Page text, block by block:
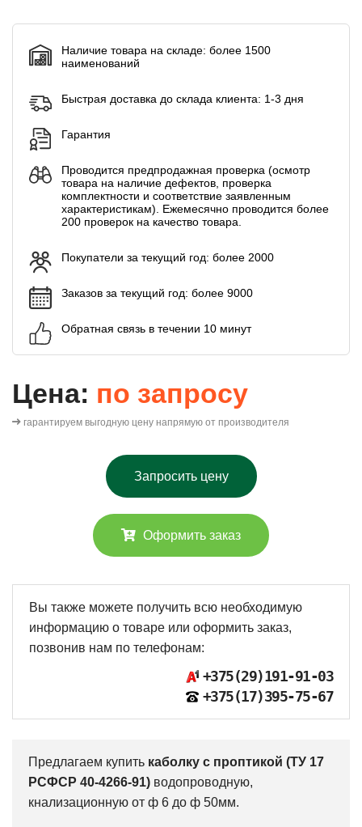
Наличие товара на складе: более 1500
наименований
Быстрая доставка до склада клиента: 1-3 дня
Гарантия
Проводится предпродажная проверка (осмотр
товара на наличие дефектов, проверка
комплектности и соответствие заявленным
характеристикам). Ежемесячно проводится более
200 проверок на качество товара.
Покупатели за текущий год: более 2000
Заказов за текущий год: более 9000
Обратная связь в течении 10 минут
Цена: по запросу
гарантируем выгодную цену напрямую от производителя
Запросить цену
Оформить заказ
Вы также можете получить всю необходимую
информацию о товаре или оформить заказ,
позвонив нам по телефонам:
+375(29)191-91-03
+375(17)395-75-67
Предлагаем купить каболку с проптикой (ТУ 17
РСФСР 40-4266-91) водопроводную,
кнализационную от ф 6 до ф 50мм.